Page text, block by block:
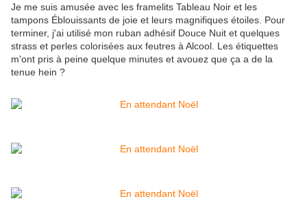
Je me suis amusée avec les framelits Tableau Noir et les
tampons Éblouissants de joie et leurs magnifiques étoiles. Pour
terminer, j'ai utilisé mon ruban adhésif Douce Nuit et quelques
strass et perles colorisées aux feutres à Alcool. Les étiquettes
m'ont pris à peine quelque minutes et avouez que ça a de la
tenue hein ?